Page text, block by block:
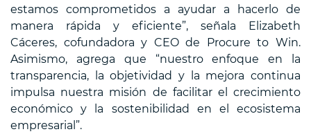
estamos comprometidos a ayudar a hacerlo de
manera rápida y eficiente”, señala Elizabeth
Cáceres, cofundadora y CEO de Procure to Win.
Asimismo, agrega que “nuestro enfoque en la
transparencia, la objetividad y la mejora continua
impulsa nuestra misión de facilitar el crecimiento
económico y la sostenibilidad en el ecosistema
empresarial”.